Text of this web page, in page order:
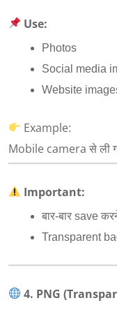
Use:
Photos
Social media
Website
Example:
Mobile camera से ली
Important:
बार-बार save
Transparent
4. PNG